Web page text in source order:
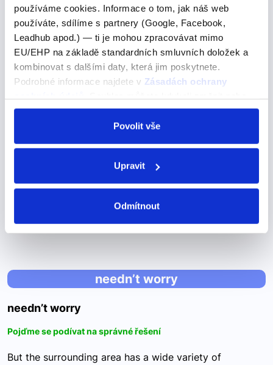
používáme cookies. Informace o tom, jak náš web
používáte, sdílíme s partnery (Google, Facebook,
Leadhub apod.) — ti je mohou zpracovávat mimo
EU/EHP na základě standardních smluvních doložek a
kombinovat s dalšími daty, která jim poskytnete.
Podrobné informace najdete v Zásadách ochrany
odvolat v nastavení cookies, případně se obrátit na
Povolit vše
Upravit
Odmítnout
VIVIR – žít, bydlet vivo – bydlím vives – bydlíš/žiješ vive
– bydlí/žije vivimos – bydlíme vivís - bydlíte viven -
bydlí Jestliže sloveso končí na koncovku –IR – vždy
respektujeme koncovky,…
I need to get some medication.
I need to get some medication.
I need to get some medication Sloveso "get" je v
významů v závislosti na kontextu. "Get" v této větě
neznamená doslovně "dostat" nebo "získat",…
needn’t worry
needn’t worry
Pojďme se podívat na správné řešení
But the surrounding area has a wide variety of